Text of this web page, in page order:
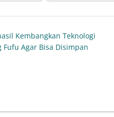
Kembangkan Teknologi
Fufu Agar Bisa Disimpan